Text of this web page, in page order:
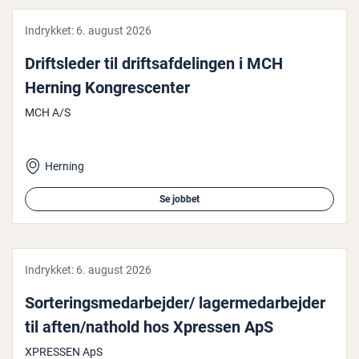
Indrykket: 6. august 2026
Drifts­le­der til drifts­af­de­lin­gen i MCH
Herning Kon­gres­cen­ter
MCH A/S
Herning
Se jobbet
Indrykket: 6. august 2026
Sor­te­rings­me­d­ar­bej­der/ la­ger­me­d­ar­bej­der
til aften/nathold hos Xpressen ApS
XPRESSEN ApS